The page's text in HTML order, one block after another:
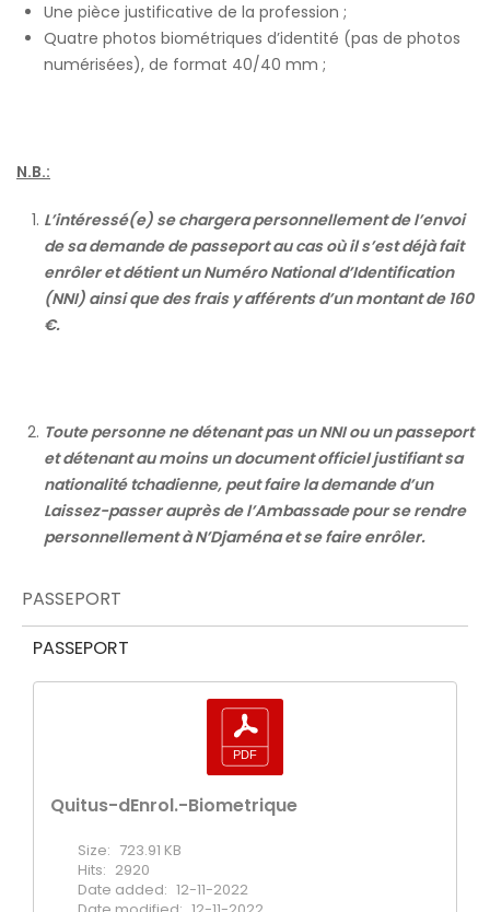
Une pièce justificative de la profession ;
Quatre photos biométriques d’identité (pas de photos
numérisées), de format 40/40 mm ;
N.B.:
L’intéressé(e) se chargera personnellement de l’envoi
de sa demande de passeport au cas où il s’est déjà fait
enrôler et détient un Numéro National d’Identification
(NNI) ainsi que des frais y afférents d’un montant de 160
€.
Toute personne ne détenant pas un NNI ou un passeport
et détenant au moins un document officiel justifiant sa
nationalité tchadienne, peut faire la demande d’un
Laissez-passer auprès de l’Ambassade pour se rendre
personnellement à N’Djaména et se faire enrôler.
PASSEPORT
PASSEPORT
Quitus-dEnrol.-Biometrique
Size: 723.91 KB
Hits: 2920
Date added: 12-11-2022